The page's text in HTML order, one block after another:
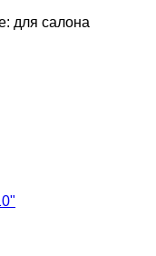
для салона